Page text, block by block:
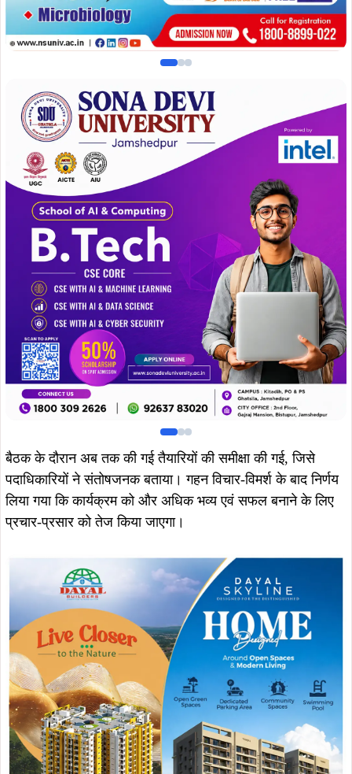
बैठक के दौरान अब तक की गई तैयारियों की समीक्षा की गई, जिसे
पदाधिकारियों ने संतोषजनक बताया। गहन विचार-विमर्श के बाद निर्णय
लिया गया कि कार्यक्रम को और अधिक भव्य एवं सफल बनाने के लिए
प्रचार-प्रसार को तेज किया जाएगा।